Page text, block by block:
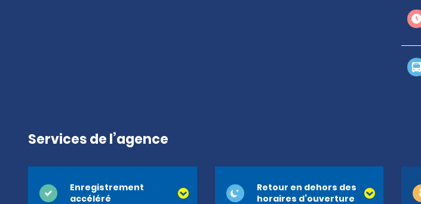
Services de l’agence
Enregistrement
accéléré
Retour en dehors des
horaires d’ouverture